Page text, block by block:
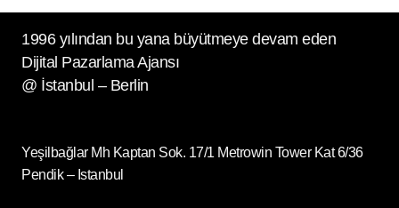
1996 yılından bu yana büyütmeye devam eden
Dijital Pazarlama Ajansı
@ İstanbul – Berlin
Yeşilbağlar Mh Kaptan Sok. 17/1 Metrowin Tower Kat 6/36
Pendik – Istanbul